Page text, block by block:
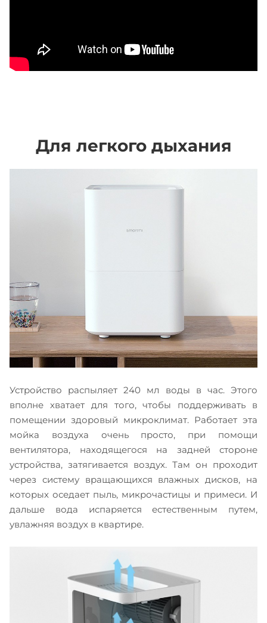
Для легкого дыхания
Устройство распыляет 240 мл воды в час. Этого
вполне хватает для того, чтобы поддерживать в
помещении здоровый микроклимат. Работает эта
мойка воздуха очень просто, при помощи
вентилятора, находящегося на задней стороне
устройства, затягивается воздух. Там он проходит
через систему вращающихся влажных дисков, на
которых оседает пыль, микрочастицы и примеси. И
дальше вода испаряется естественным путем,
увлажняя воздух в квартире.